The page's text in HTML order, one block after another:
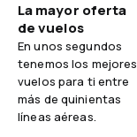
La mayor oferta
de vuelos
En unos segundos
tenemos los mejores
vuelos para ti entre
más de quinientas
líneas aéreas.